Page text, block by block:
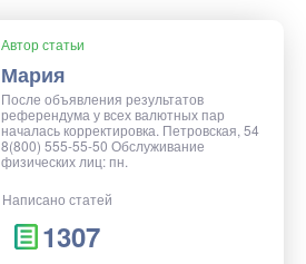
Автор статьи
Мария
После объявления результатов
референдума у всех валютных пар
началась корректировка. Петровская, 54
8(800) 555-55-50 Обслуживание
физических лиц: пн.
Написано статей
1307